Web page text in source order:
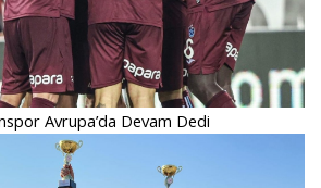
Avrupa’da Devam Dedi